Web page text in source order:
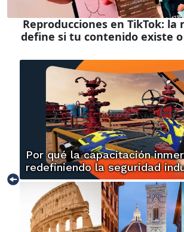
Reproducciones en TikTok: la
define si tu contenido existe
Por qué la capacitación
redefiniendo la seguridad